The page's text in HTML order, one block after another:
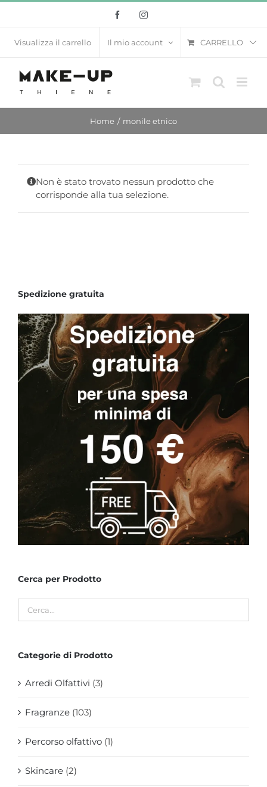
contenuto
FacebookInstagram
Visualizza il carrello Il mio account CARRELLO
Home monile etnico
Non è stato trovato nessun prodotto che
corrisponde alla tua selezione.
Spedizione gratuita
Cerca per Prodotto
Categorie di Prodotto
Arredi Olfattivi (3)
Fragranze (103)
Percorso olfattivo (1)
Skincare (2)